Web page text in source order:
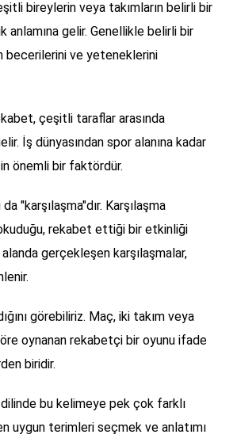
bireylerin veya takımların belirli bir
gelir. Genellikle belirli bir
becerilerini ve yeteneklerini
çeşitli taraflar arasında
İş dünyasından spor alanına kadar
önemli bir faktördür.
"karşılaşma"dır. Karşılaşma
rekabet ettiği bir etkinliği
gerçekleşen karşılaşmalar,
görebiliriz. Maç, iki takım veya
oynanan rekabetçi bir oyunu ifade
biridir.
dilinde bu kelimeye pek çok farklı
uygun terimleri seçmek ve anlatımı